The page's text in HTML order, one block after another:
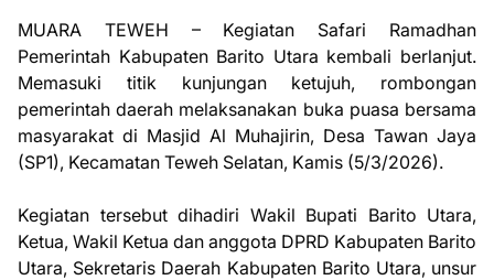
MUARA TEWEH – Kegiatan Safari Ramadhan
Pemerintah Kabupaten Barito Utara kembali berlanjut.
Memasuki titik kunjungan ketujuh, rombongan
pemerintah daerah melaksanakan buka puasa bersama
masyarakat di Masjid Al Muhajirin, Desa Tawan Jaya
(SP1), Kecamatan Teweh Selatan, Kamis (5/3/2026).
Kegiatan tersebut dihadiri Wakil Bupati Barito Utara,
Ketua, Wakil Ketua dan anggota DPRD Kabupaten Barito
Utara, Sekretaris Daerah Kabupaten Barito Utara, unsur